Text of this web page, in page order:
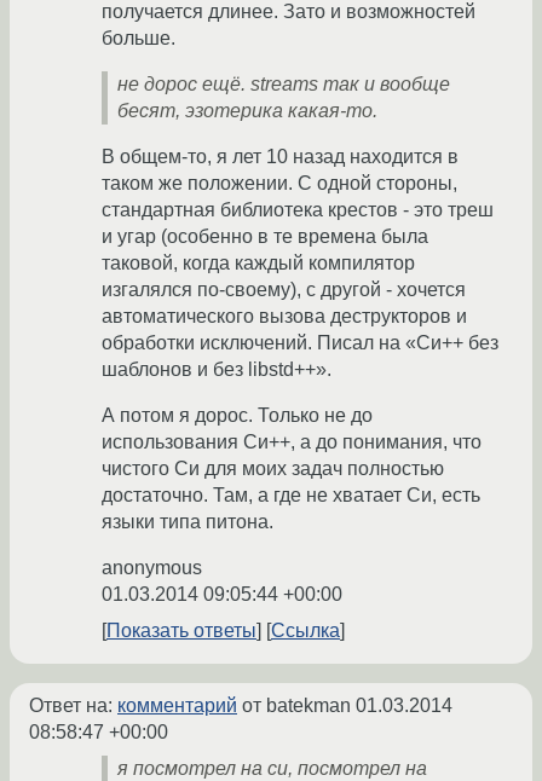
получается длинее. Зато и возможностей
больше.
не дорос ещё. streams так и вообще
бесят, эзотерика какая-то.
В общем-то, я лет 10 назад находится в
таком же положении. С одной стороны,
стандартная библиотека крестов - это треш
и угар (особенно в те времена была
таковой, когда каждый компилятор
изгалялся по-своему), с другой - хочется
автоматического вызова деструкторов и
обработки исключений. Писал на «Си++ без
шаблонов и без libstd++».
А потом я дорос. Только не до
использования Си++, а до понимания, что
чистого Си для моих задач полностью
достаточно. Там, а где не хватает Си, есть
языки типа питона.
anonymous
01.03.2014 09:05:44 +00:00
Показать ответы
Ссылка
Ответ на: комментарий от batekman 01.03.2014
08:58:47 +00:00
я посмотрел на си, посмотрел на